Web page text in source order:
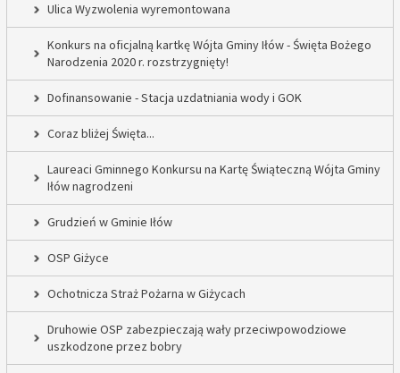
Ulica Wyzwolenia wyremontowana
Konkurs na oficjalną kartkę Wójta Gminy Iłów - Święta Bożego
Narodzenia 2020 r. rozstrzygnięty!
Dofinansowanie - Stacja uzdatniania wody i GOK
Coraz bliżej Święta...
Laureaci Gminnego Konkursu na Kartę Świąteczną Wójta Gminy
Iłów nagrodzeni
Grudzień w Gminie Iłów
OSP Giżyce
Ochotnicza Straż Pożarna w Giżycach
Druhowie OSP zabezpieczają wały przeciwpowodziowe
uszkodzone przez bobry